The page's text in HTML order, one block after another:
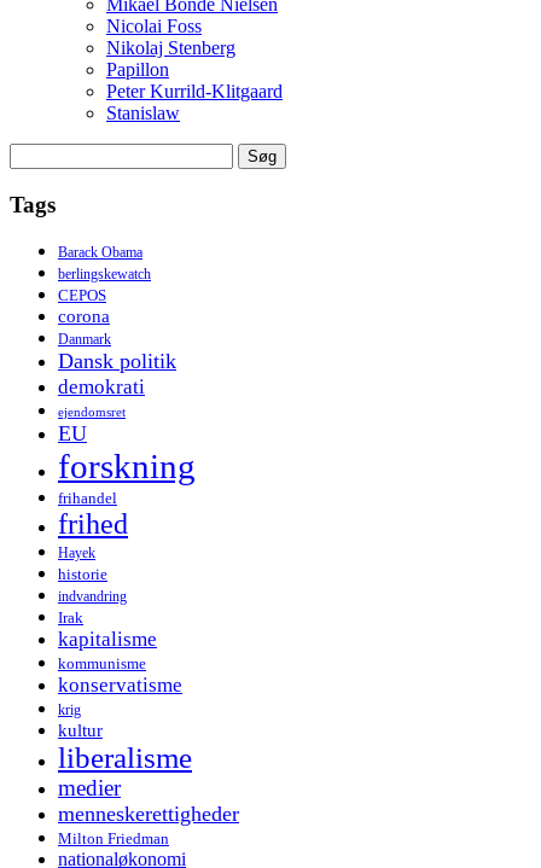
Nicolai Foss
Nikolaj Stenberg
Papillon
Peter Kurrild-Klitgaard
Stanislaw
efter:
Tags
Barack Obama
berlingskewatch
CEPOS
corona
Danmark
Dansk politik
demokrati
ejendomsret
EU
forskning
frihandel
frihed
Hayek
historie
indvandring
Irak
kapitalisme
kommunisme
konservatisme
krig
kultur
liberalisme
medier
menneskerettigheder
Milton Friedman
nationaløkonomi